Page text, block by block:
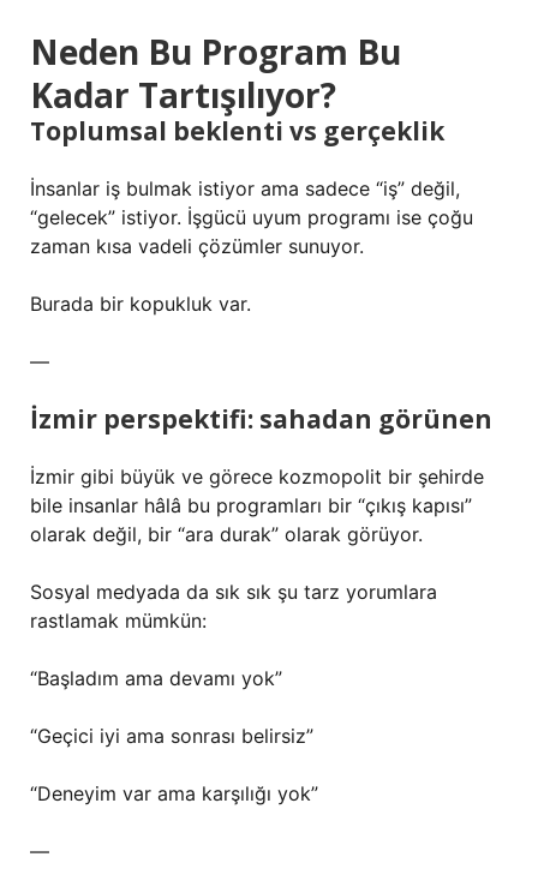
Neden Bu Program Bu
Kadar Tartışılıyor?
Toplumsal beklenti vs gerçeklik
İnsanlar iş bulmak istiyor ama sadece “iş” değil,
“gelecek” istiyor. İşgücü uyum programı ise çoğu
zaman kısa vadeli çözümler sunuyor.
Burada bir kopukluk var.
—
İzmir perspektifi: sahadan görünen
İzmir gibi büyük ve görece kozmopolit bir şehirde
bile insanlar hâlâ bu programları bir “çıkış kapısı”
olarak değil, bir “ara durak” olarak görüyor.
Sosyal medyada da sık sık şu tarz yorumlara
rastlamak mümkün:
“Başladım ama devamı yok”
“Geçici iyi ama sonrası belirsiz”
“Deneyim var ama karşılığı yok”
—